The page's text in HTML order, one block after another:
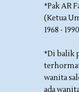
*Pak AR
(Ketua
1968 -
*Di balik
wanita
ada